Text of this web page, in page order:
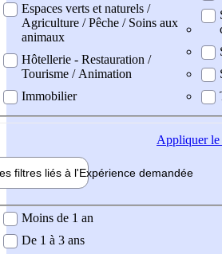
Espaces verts et naturels /
Agriculture / Pêche / Soins aux
animaux
Hôtellerie - Restauration /
Tourisme / Animation
Immobilier
Appliquerle
filtres liés à l'Expérience demandée
demandée
Moins de 1 an
De 1 à 3 ans